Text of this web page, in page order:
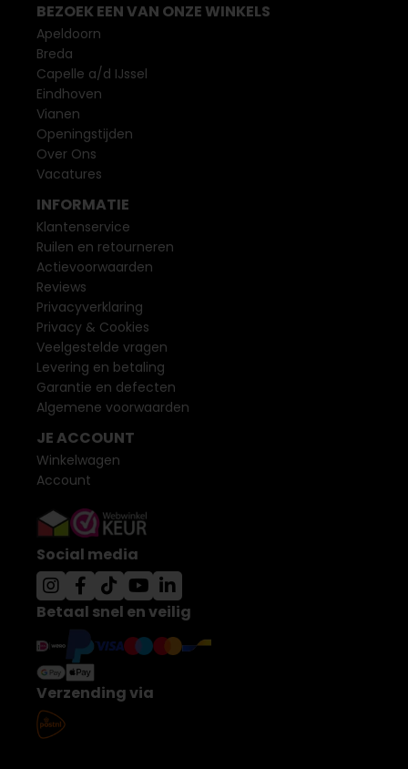
BEZOEK EEN VAN ONZE WINKELS
Apeldoorn
Breda
Capelle a/d IJssel
Eindhoven
Vianen
Openingstijden
Over Ons
Vacatures
INFORMATIE
Klantenservice
Ruilen en retourneren
Actievoorwaarden
Reviews
Privacyverklaring
Privacy & Cookies
Veelgestelde vragen
Levering en betaling
Garantie en defecten
Algemene voorwaarden
JE ACCOUNT
Winkelwagen
Account
Social media
Betaal snel en veilig
Verzending via